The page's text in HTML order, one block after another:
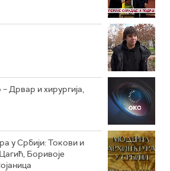
Дрвар и хирургија,
у Србији: Токови и
Боривоје